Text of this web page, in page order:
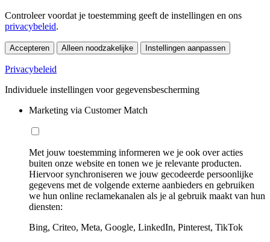
Controleer voordat je toestemming geeft de instellingen en ons
privacybeleid.
Accepteren Alleen noodzakelijke Instellingen aanpassen
Privacybeleid
Individuele instellingen voor gegevensbescherming
Marketing via Customer Match
Met jouw toestemming informeren we je ook over acties
buiten onze website en tonen we je relevante producten.
Hiervoor synchroniseren we jouw gecodeerde persoonlijke
gegevens met de volgende externe aanbieders en gebruiken
we hun online reclamekanalen als je al gebruik maakt van hun
diensten:
Bing, Criteo, Meta, Google, LinkedIn, Pinterest, TikTok